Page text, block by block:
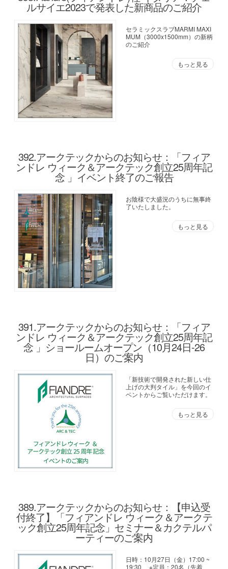
ルサイエ2023で発表した新商品のご紹介
セラミックスラブMARMI MAXI
MUM（3000x1500mm）の新柄
のご紹介
もっと見る
392.アークテックからのお知らせ：「フィア
ンドレ ウィーク＆アークテック創立25周年記
念 」イベント終了のご報告
お陰様で大盛況のうちに無事終
了いたしました。
もっと見る
391.アークテックからのお知らせ：「フィア
ンドレ ウィーク＆アークテック創立25周年記
念 」ショールームオープン（10月24日-26
日）のご案内
「新技術で開発された新しい仕
上げの大判タイル」を今回のイ
ベントからご覧いただけます。
もっと見る
389.アークテックからのお知らせ：【申込受
付終了】「フィアンドレ ウィーク＆アークテ
ック創立25周年記念」セミナー＆カクテルパ
ーティーのご案内
日時：10月27日（金）17:00 ~
19:30 ※定員：20名（先着